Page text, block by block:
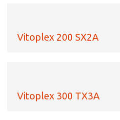
Vitoplex 200 SX2A
Vitoplex 300 TX3A